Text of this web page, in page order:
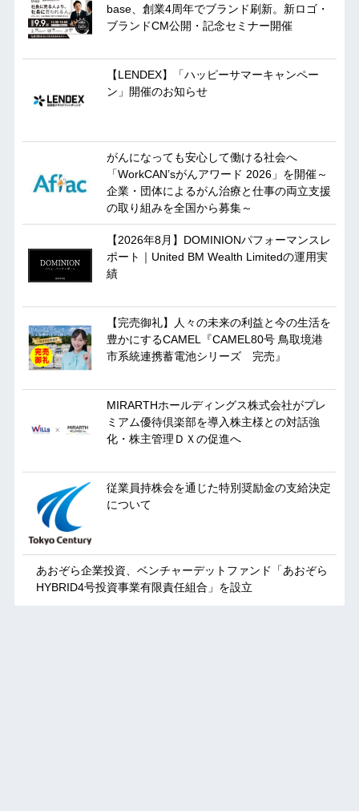
base、創業4周年でブランド刷新。新ロゴ・
ブランドCM公開・記念セミナー開催
【LENDEX】「ハッピーサマーキャンペー
ン」開催のお知らせ
がんになっても安心して働ける社会へ
「WorkCAN’sがんアワード 2026」を開催～
企業・団体によるがん治療と仕事の両立支援
の取り組みを全国から募集～
【2026年8月】DOMINIONパフォーマンスレ
ポート｜United BM Wealth Limitedの運用実
績
【完売御礼】人々の未来の利益と今の生活を
豊かにするCAMEL『CAMEL80号 鳥取境港
市系統連携蓄電池シリーズ 完売』
MIRARTHホールディングス株式会社がプレ
ミアム優待倶楽部を導入株主様との対話強
化・株主管理ＤＸの促進へ
従業員持株会を通じた特別奨励金の支給決定
について
あおぞら企業投資、ベンチャーデットファンド「あおぞら
HYBRID4号投資事業有限責任組合」を設立